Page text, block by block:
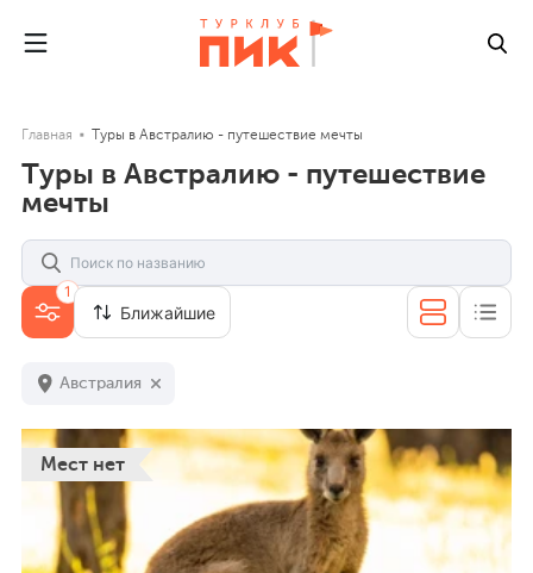
Главная Туры в Австралию - путешествие мечты
Туры в Австралию - путешествие
мечты
1
Ближайшие
Австралия
Мест нет